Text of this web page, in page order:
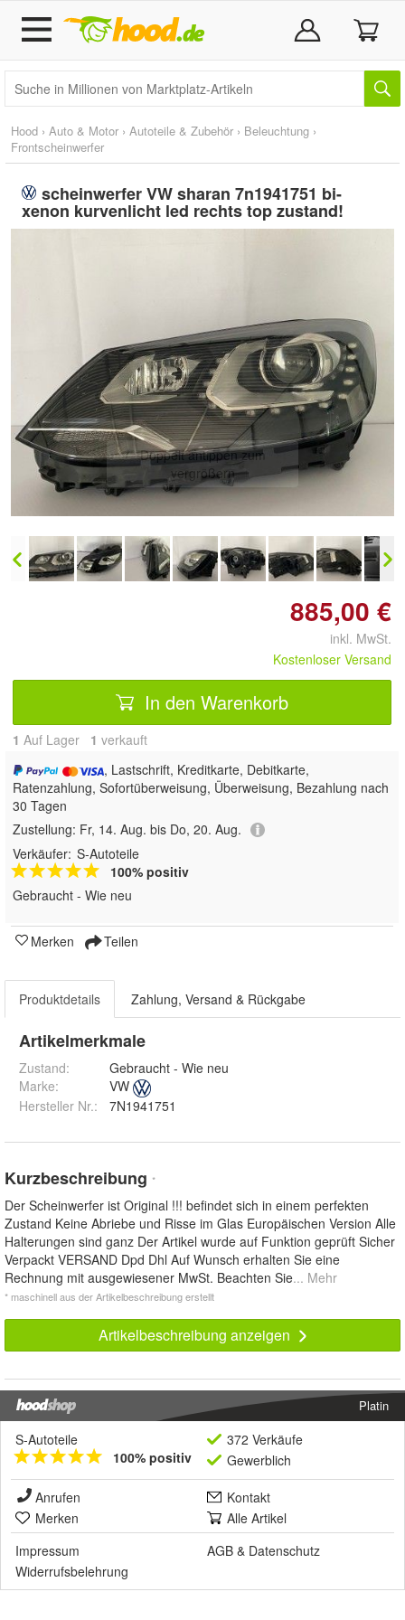
Hood › Auto & Motor › Autoteile & Zubehör › Beleuchtung ›
Frontscheinwerfer
scheinwerfer VW sharan 7n1941751 bi-
xenon kurvenlicht led rechts top zustand!
Doppelt antippen zum
vergrößern
885,00 €
inkl. MwSt.
Kostenloser Versand
In den Warenkorb
1 Auf Lager 1 verkauft
, Lastschrift, Kreditkarte, Debitkarte,
Ratenzahlung, Sofortüberweisung, Überweisung, Bezahlung nach
30 Tagen
Zustellung: Fr, 14. Aug. bis Do, 20. Aug.
Verkäufer: S-Autoteile
100% positiv
Gebraucht - Wie neu
Merken Teilen
Produktdetails Zahlung, Versand & Rückgabe
Artikelmerkmale
Zustand:
Gebraucht - Wie neu
Marke:
VW
Hersteller Nr.:
7N1941751
Kurzbeschreibung *
Der Scheinwerfer ist Original !!! befindet sich in einem perfekten
Zustand Keine Abriebe und Risse im Glas Europäischen Version Alle
Halterungen sind ganz Der Artikel wurde auf Funktion geprüft Sicher
Verpackt VERSAND Dpd Dhl Auf Wunsch erhalten Sie eine
Rechnung mit ausgewiesener MwSt. Beachten Sie... Mehr
* maschinell aus der Artikelbeschreibung erstellt
Artikelbeschreibung anzeigen
Platin
S-Autoteile
100% positiv
372 Verkäufe
Gewerblich
Anrufen
Kontakt
Merken
Alle Artikel
Impressum
AGB & Datenschutz
Widerrufsbelehrung